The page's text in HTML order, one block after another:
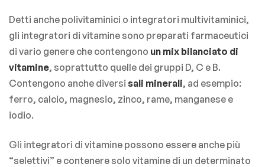
Detti anche polivitaminici o integratori multivitaminici,
gli integratori di vitamine sono preparati farmaceutici
di vario genere che contengono un mix bilanciato di
vitamine, soprattutto quelle dei gruppi D, C e B.
Contengono anche diversi sali minerali, ad esempio:
ferro, calcio, magnesio, zinco, rame, manganese e
iodio.
Gli integratori di vitamine possono essere anche più
“selettivi” e contenere solo vitamine di un determinato